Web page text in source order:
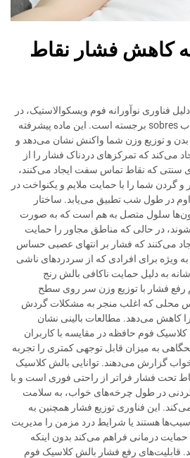
کاهش فشار نقاط
فناوری نوآورانه فوم ویسکوالاستیک، در
رفع بی‌نظیر نقاط تحت فشار ب sobres برجسته است. این ماده پیشرفته
بدن و توزیع وزن شما واکنش نشان می‌دهد و
می‌کند که تمرکزهای دردناک فشار را از
سنتی که نقاط تماس سفت ایجاد می‌کنند،
شما را با حمایت ملایم و یکنواخت در
در طول شب تطبیق می‌یابد. ساختار
سلول متصل به هم است که به صورت
در حالی که مناطق مجاور را حمایت
می‌کنند که فشار بر انتهای عصبی حساس
ویژه برای افرادی که از سردردهای ناشی
به دلیل حمایت ناکافی بالش رنج
رفع فشار با توزیع وزن سر روی سطح
محلی که اغلب منجر به مشکلات گردش
کاهش می‌دهد. مطالعات بالینی نشان
فوم حافظه در مقایسه با کاربران
به میزان قابل توجهی کمتری را تجربه
گزارش می‌دهند. توانایی بالش کلاسیک
تحت فشار فراتر از راحتی فوری است و با
در طول چرخه‌های خواب، به سلامت
این فناوری توزیع فشار همچنین به
هستند یا شرایط درد مزمن را مدیریت
درمانی فراهم می‌کند بدون اینکه
قابلیت‌های رفع فشار بالش کلاسیک فوم